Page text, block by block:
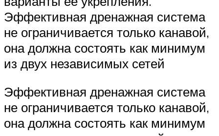
Эффективная дренажная система
не ограничивается только канавой,
она должна состоять как минимум
из двух независимых сетей
Эффективная дренажная система
не ограничивается только канавой,
она должна состоять как минимум